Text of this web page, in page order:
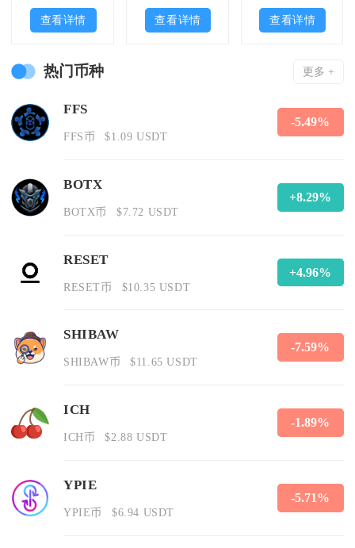
查看详情
查看详情
查看详情
热门币种 更多 +
FFS
FFS币 $1.09 USDT
-5.49%
BOTX
BOTX币 $7.72 USDT
+8.29%
RESET
RESET币 $10.35 USDT
+4.96%
SHIBAW
SHIBAW币 $11.65 USDT
-7.59%
ICH
ICH币 $2.88 USDT
-1.89%
YPIE
YPIE币 $6.94 USDT
-5.71%